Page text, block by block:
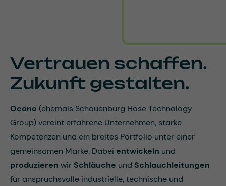
Vertrauen schaffen.
Zukunft gestalten.
Ocono (ehemals Schauenburg Hose Technology
Group) vereint erfahrene Unternehmen, starke
Kompetenzen und ein breites Portfolio unter einer
gemeinsamen Marke. Dabei entwickeln und
produzieren wir Schläuche und Schlauchleitungen
für anspruchsvolle industrielle, technische und